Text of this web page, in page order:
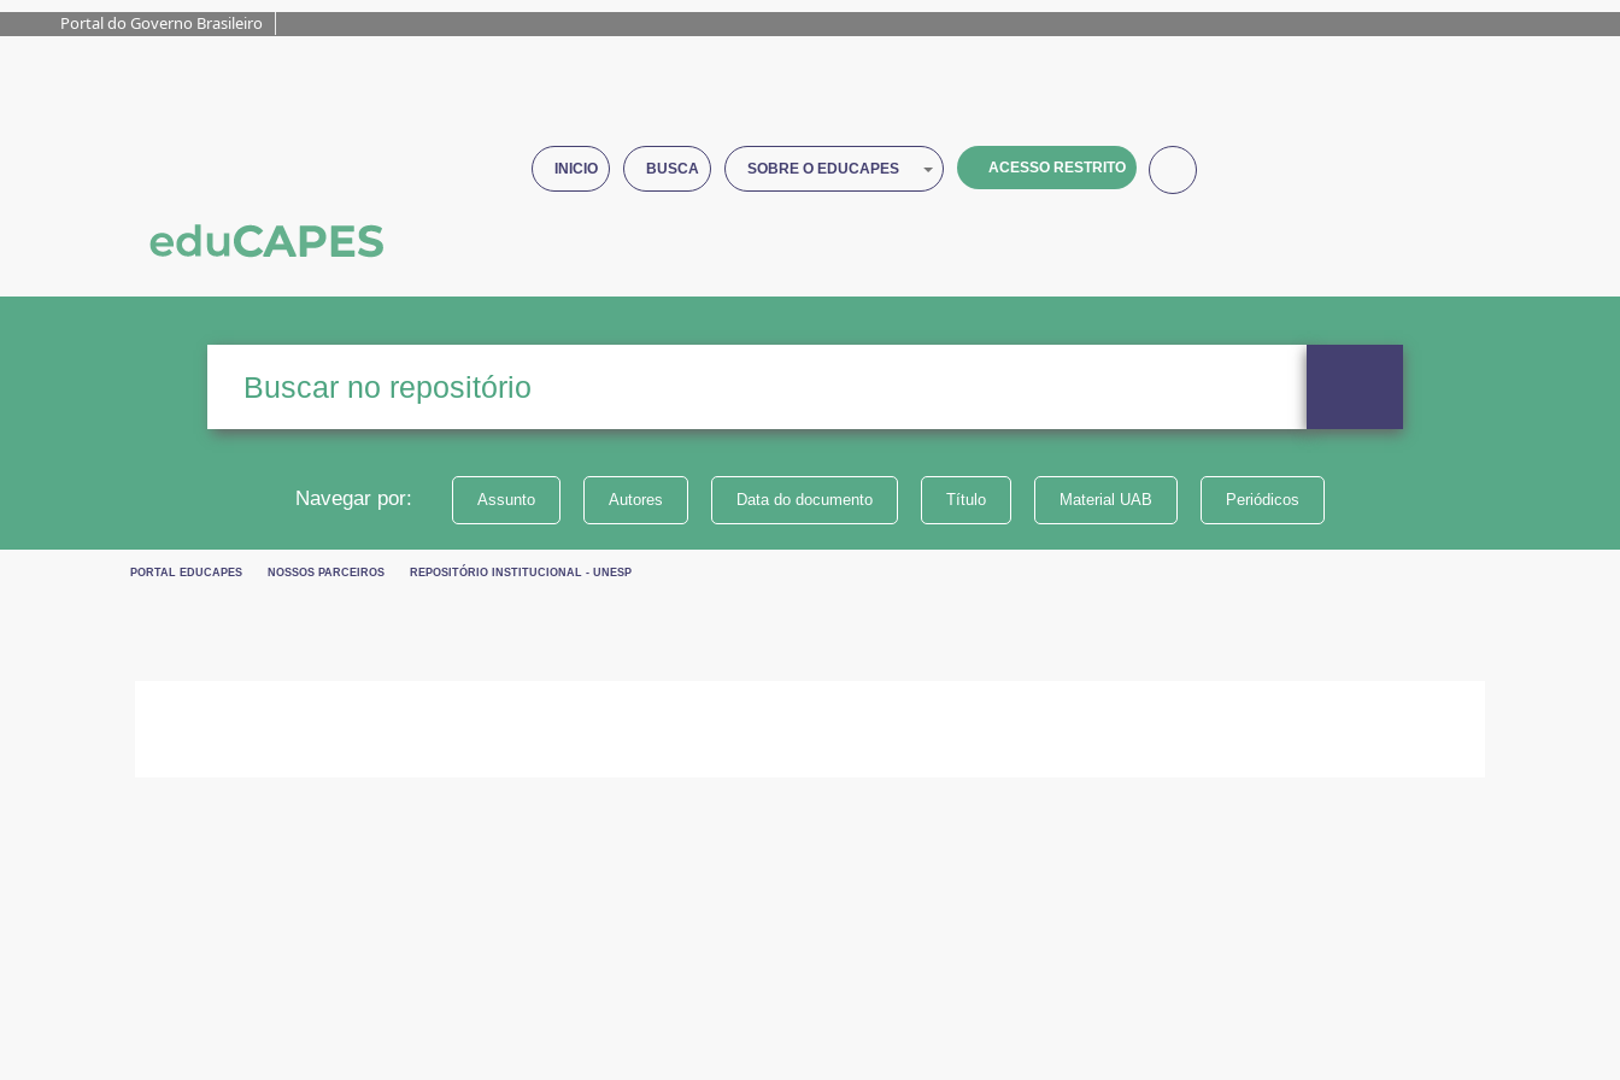
Portal do Governo Brasileiro
INICIO BUSCA SOBRE O EDUCAPES ACESSO RESTRITO
Navegar por: Assunto Autores Data do documento Título Material UAB Periódicos
PORTAL EDUCAPES NOSSOS PARCEIROS REPOSITÓRIO INSTITUCIONAL - UNESP